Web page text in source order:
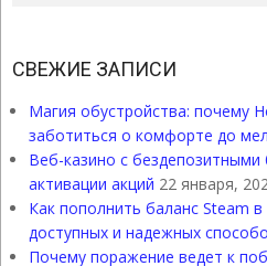
СВЕЖИЕ ЗАПИСИ
Магия обустройства: почему
заботиться о комфорте до
Веб-казино с бездепозитными
активации акций 22 января,
Как пополнить баланс Steam
доступных и надежных
Почему поражение ведет к